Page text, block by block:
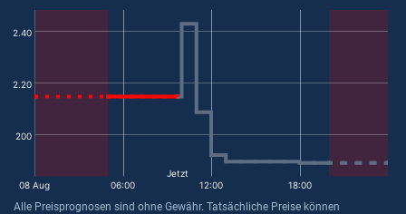
200
2.20
2.40
08 Aug 06:00 12:00 18:00
Jetzt
Alle Preisprognosen sind ohne Gewähr. Tatsächliche Preise können